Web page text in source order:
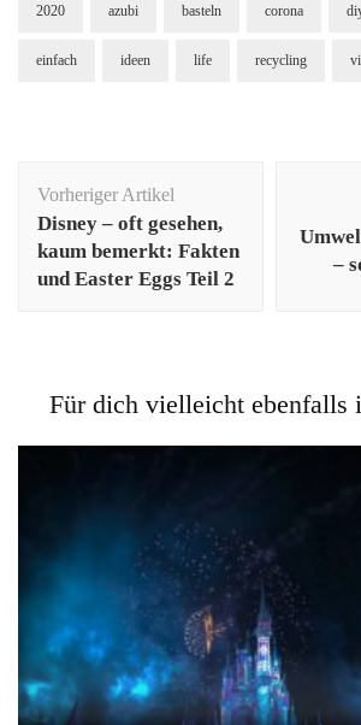
2020 azubi basteln corona
einfach ideen life recycling
Vorheriger Artikel
Disney – oft gesehen,
kaum bemerkt: Fakten
und Easter Eggs Teil 2
–
Für dich vielleicht ebenfalls